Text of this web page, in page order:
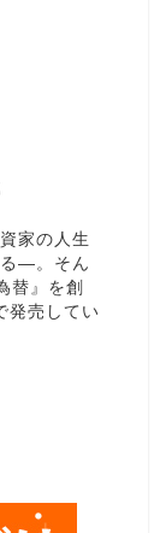
家の人生
—。そん
替』を創
発売してい